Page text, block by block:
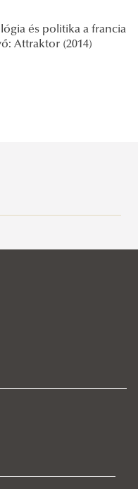
és politika a francia
Attraktor (2014)